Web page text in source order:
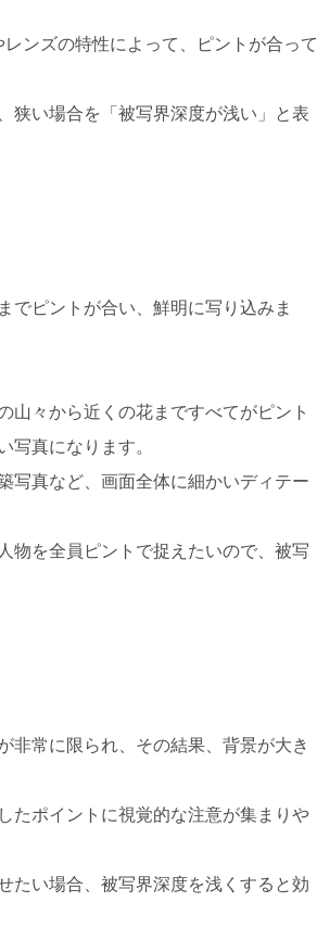
ンズの特性によって、ピントが合って
狭い場合を「被写界深度が浅い」と表
でピントが合い、鮮明に写り込みま
山々から近くの花まですべてがピント
写真になります。
写真など、画面全体に細かいディテー
物を全員ピントで捉えたいので、被写
非常に限られ、その結果、背景が大き
たポイントに視覚的な注意が集まりや
たい場合、被写界深度を浅くすると効